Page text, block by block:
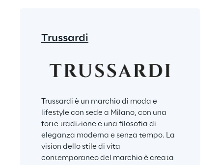
Trussardi
Trussardi è un marchio di moda e
lifestyle con sede a Milano, con una
forte tradizione e una filosofia di
eleganza moderna e senza tempo. La
vision dello stile di vita
contemporaneo del marchio è creata